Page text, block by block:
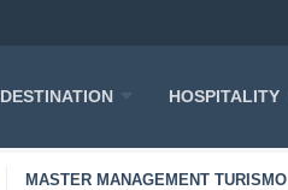
DESTINATION HOSPITALITY
MASTER MANAGEMENT TURISMO